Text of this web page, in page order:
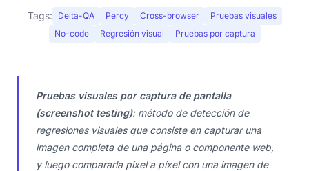
Tags: Delta-QA Percy Cross-browser
Pruebas visuales
No-code
Regresión visual Pruebas por captura
Pruebas visuales por captura de pantalla
(screenshot testing): método de detección de
regresiones visuales que consiste en capturar una
imagen completa de una página o componente web,
y luego compararla píxel a píxel con una imagen de